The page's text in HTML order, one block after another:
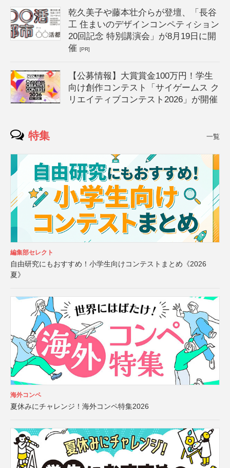
乾久美子や藤本壮介らが登壇、「長谷
工 住まいのデザインコンペティション
20回記念 特別講演会」が8月19日に開
催[PR]
【公募情報】大賞賞金100万円！学生
向け創作コンテスト「サイゲームス ク
リエイティブコンテスト2026」が開催
特集 一覧
編集部セレクト
自由研究にもおすすめ！小学生向けコンテストまとめ《2026
夏》
海外コンペ
夏休みにチャレンジ！海外コンペ特集2026